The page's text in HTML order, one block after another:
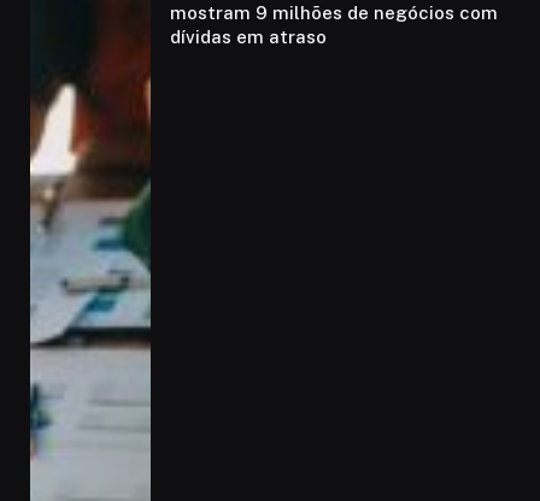
mostram 9 milhões de negócios com
dívidas em atraso